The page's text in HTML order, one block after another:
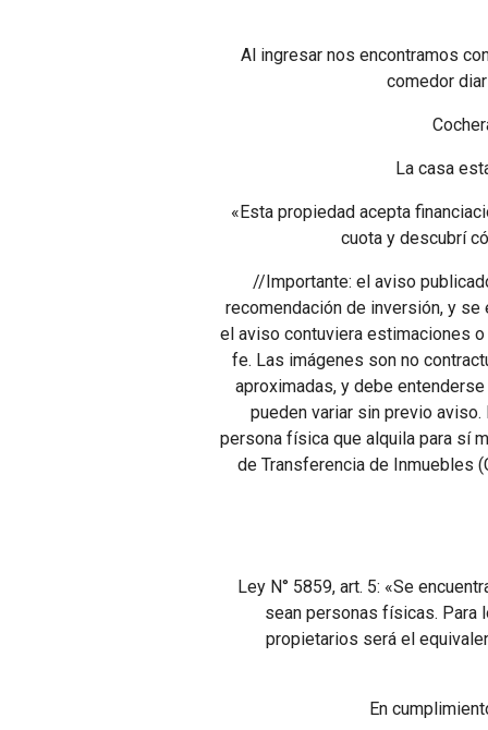
Al ingresar nos encontramos
comedor
La casa
«Esta propiedad acepta
cuota y descubrí
//Importante: el aviso
recomendación de inversión, y
el aviso contuviera estimaciones
fe. Las imágenes son no
aproximadas, y debe
pueden variar sin previo
persona física que alquila para sí
de Transferencia de Inmuebles
Ley N° 5859, art. 5: «Se
sean personas físicas. Para
propietarios será el
En